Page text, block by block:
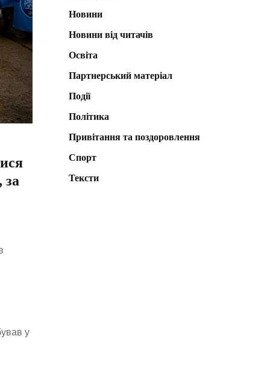
за
у
Новини
Новини від читачів
Освіта
Партнерський матеріал
Події
Політика
Привітання та поздоровлення
Спорт
Тексти